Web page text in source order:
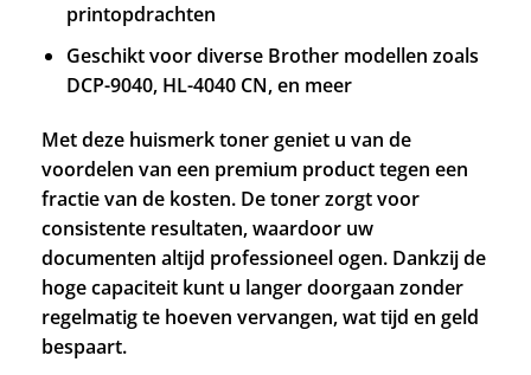
printopdrachten
Geschikt voor diverse Brother modellen zoals
DCP-9040, HL-4040 CN, en meer
Met deze huismerk toner geniet u van de
voordelen van een premium product tegen een
fractie van de kosten. De toner zorgt voor
consistente resultaten, waardoor uw
documenten altijd professioneel ogen. Dankzij de
hoge capaciteit kunt u langer doorgaan zonder
regelmatig te hoeven vervangen, wat tijd en geld
bespaart.